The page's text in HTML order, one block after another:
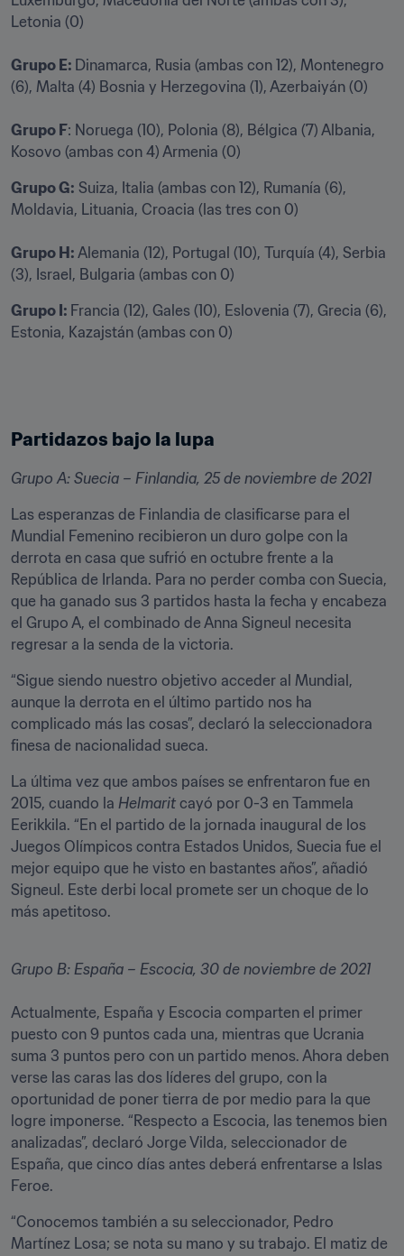
Letonia (0)
Grupo E: Dinamarca, Rusia (ambas con 12), Montenegro
(6), Malta (4) Bosnia y Herzegovina (1), Azerbaiyán (0)
Grupo F: Noruega (10), Polonia (8), Bélgica (7) Albania,
Kosovo (ambas con 4) Armenia (0)
Grupo G: Suiza, Italia (ambas con 12), Rumanía (6),
Moldavia, Lituania, Croacia (las tres con 0)
Grupo H: Alemania (12), Portugal (10), Turquía (4), Serbia
(3), Israel, Bulgaria (ambas con 0)
Grupo I: Francia (12), Gales (10), Eslovenia (7), Grecia (6),
Estonia, Kazajstán (ambas con 0)
Partidazos bajo la lupa
Grupo A: Suecia – Finlandia, 25 de noviembre de 2021
Las esperanzas de Finlandia de clasificarse para el
Mundial Femenino recibieron un duro golpe con la
derrota en casa que sufrió en octubre frente a la
República de Irlanda. Para no perder comba con Suecia,
que ha ganado sus 3 partidos hasta la fecha y encabeza
el Grupo A, el combinado de Anna Signeul necesita
regresar a la senda de la victoria.
“Sigue siendo nuestro objetivo acceder al Mundial,
aunque la derrota en el último partido nos ha
complicado más las cosas”, declaró la seleccionadora
finesa de nacionalidad sueca.
La última vez que ambos países se enfrentaron fue en
2015, cuando la Helmarit cayó por 0-3 en Tammela
Eerikkila. “En el partido de la jornada inaugural de los
Juegos Olímpicos contra Estados Unidos, Suecia fue el
mejor equipo que he visto en bastantes años”, añadió
Signeul. Este derbi local promete ser un choque de lo
más apetitoso.
Grupo B: España – Escocia, 30 de noviembre de 2021
Actualmente, España y Escocia comparten el primer
puesto con 9 puntos cada una, mientras que Ucrania
suma 3 puntos pero con un partido menos. Ahora deben
verse las caras las dos líderes del grupo, con la
oportunidad de poner tierra de por medio para la que
logre imponerse. “Respecto a Escocia, las tenemos bien
analizadas”, declaró Jorge Vilda, seleccionador de
España, que cinco días antes deberá enfrentarse a Islas
Feroe.
“Conocemos también a su seleccionador, Pedro
Martínez Losa; se nota su mano y su trabajo. El matiz de